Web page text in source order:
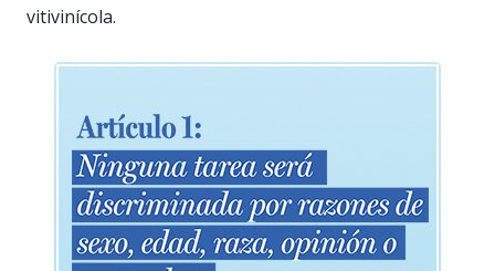
vitivinícola.